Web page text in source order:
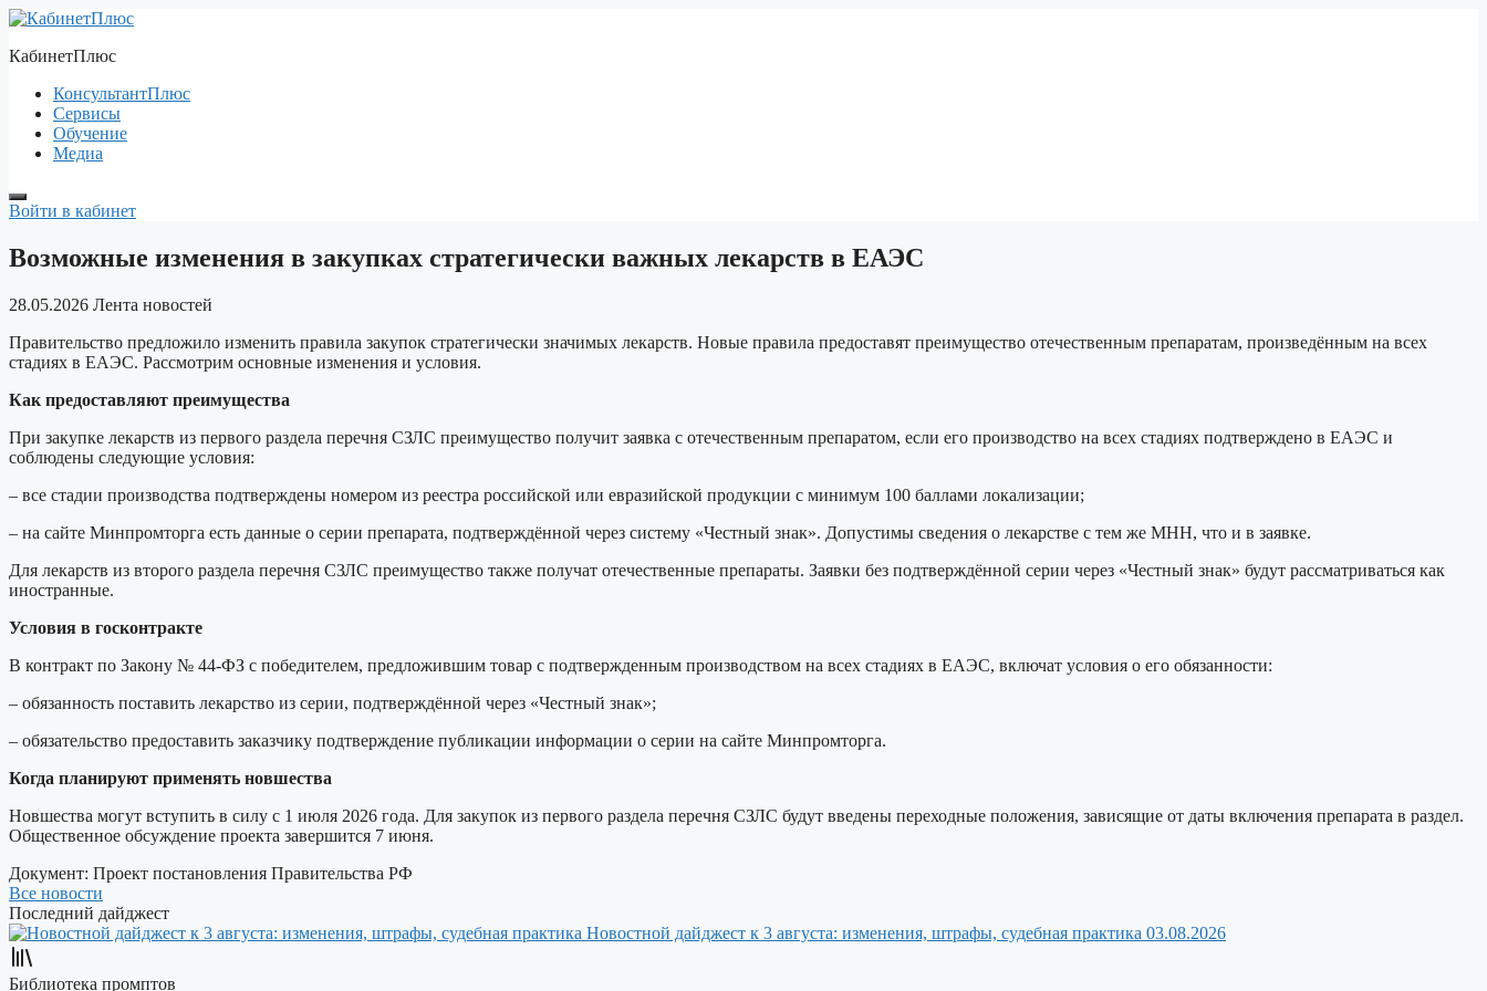
Перейти
содержимому
КабинетПлюс
КонсультантПлюс
Сервисы
Обучение
Медиа
Войти в кабинет
Возможные изменения в закупках стратегически важных лекарств в ЕАЭС
28.05.2026 Лента новостей
Правительство предложило изменить правила закупок стратегически значимых лекарств. Новые правила предоставят преимущество отечественным препаратам, произведённым на всех
стадиях в ЕАЭС. Рассмотрим основные изменения и условия.
Как предоставляют преимущества
При закупке лекарств из первого раздела перечня СЗЛС преимущество получит заявка с отечественным препаратом, если его производство на всех стадиях подтверждено в ЕАЭС и
соблюдены следующие условия:
– все стадии производства подтверждены номером из реестра российской или евразийской продукции с минимум 100 баллами локализации;
– на сайте Минпромторга есть данные о серии препарата, подтверждённой через систему «Честный знак». Допустимы сведения о лекарстве с тем же МНН, что и в заявке.
Для лекарств из второго раздела перечня СЗЛС преимущество также получат отечественные препараты. Заявки без подтверждённой серии через «Честный знак» будут рассматриваться как
иностранные.
Условия в госконтракте
В контракт по Закону № 44-ФЗ с победителем, предложившим товар с подтвержденным производством на всех стадиях в ЕАЭС, включат условия о его обязанности:
– обязанность поставить лекарство из серии, подтверждённой через «Честный знак»;
– обязательство предоставить заказчику подтверждение публикации информации о серии на сайте Минпромторга.
Когда планируют применять новшества
Новшества могут вступить в силу с 1 июля 2026 года. Для закупок из первого раздела перечня СЗЛС будут введены переходные положения, зависящие от даты включения препарата в раздел.
Общественное обсуждение проекта завершится 7 июня.
Документ: Проект постановления Правительства РФ
Все новости
Последний дайджест
Новостной дайджест к 3 августа: изменения, штрафы, судебная практика 03.08.2026
Библиотека промптов